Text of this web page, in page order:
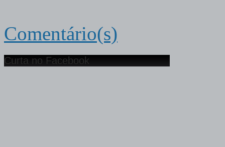
Comentário(s)
Curta no Facebook